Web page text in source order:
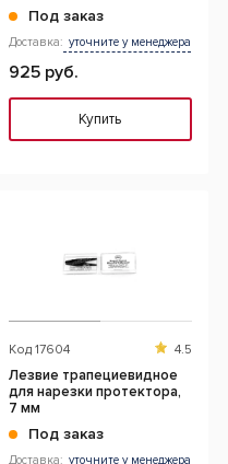
Под заказ
Доставка: уточните у менеджера
925 руб.
Купить
Код 17604 4.5
Лезвие трапециевидное
для нарезки протектора,
7 мм
Под заказ
Доставка: уточните у менеджера